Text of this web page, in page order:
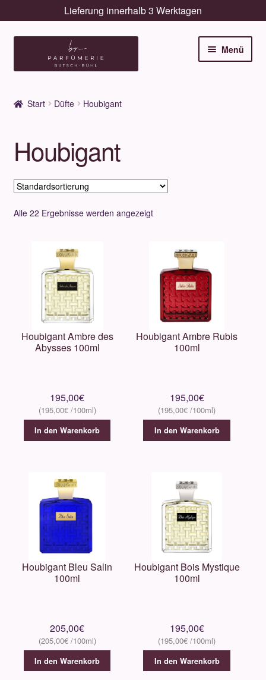
Lieferung innerhalb 3 Werktagen
Navigation
springen
springen
Menü
Dekorative
Accessoires
Behandlungen
Über uns
Kontakt
.
Start Düfte Houbigant
Houbigant
Alle 22 Ergebnisse werden angezeigt
Houbigant Ambre des
Abysses 100ml
195,00€
195,00€
In den Warenkorb
Houbigant Ambre Rubis
100ml
195,00€
195,00€
In den Warenkorb
Houbigant Bleu Salin
100ml
205,00€
205,00€
In den Warenkorb
Houbigant Bois Mystique
100ml
195,00€
195,00€
In den Warenkorb